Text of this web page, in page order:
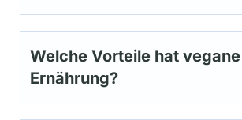
Welche Vorteile hat vegane
Ernährung?